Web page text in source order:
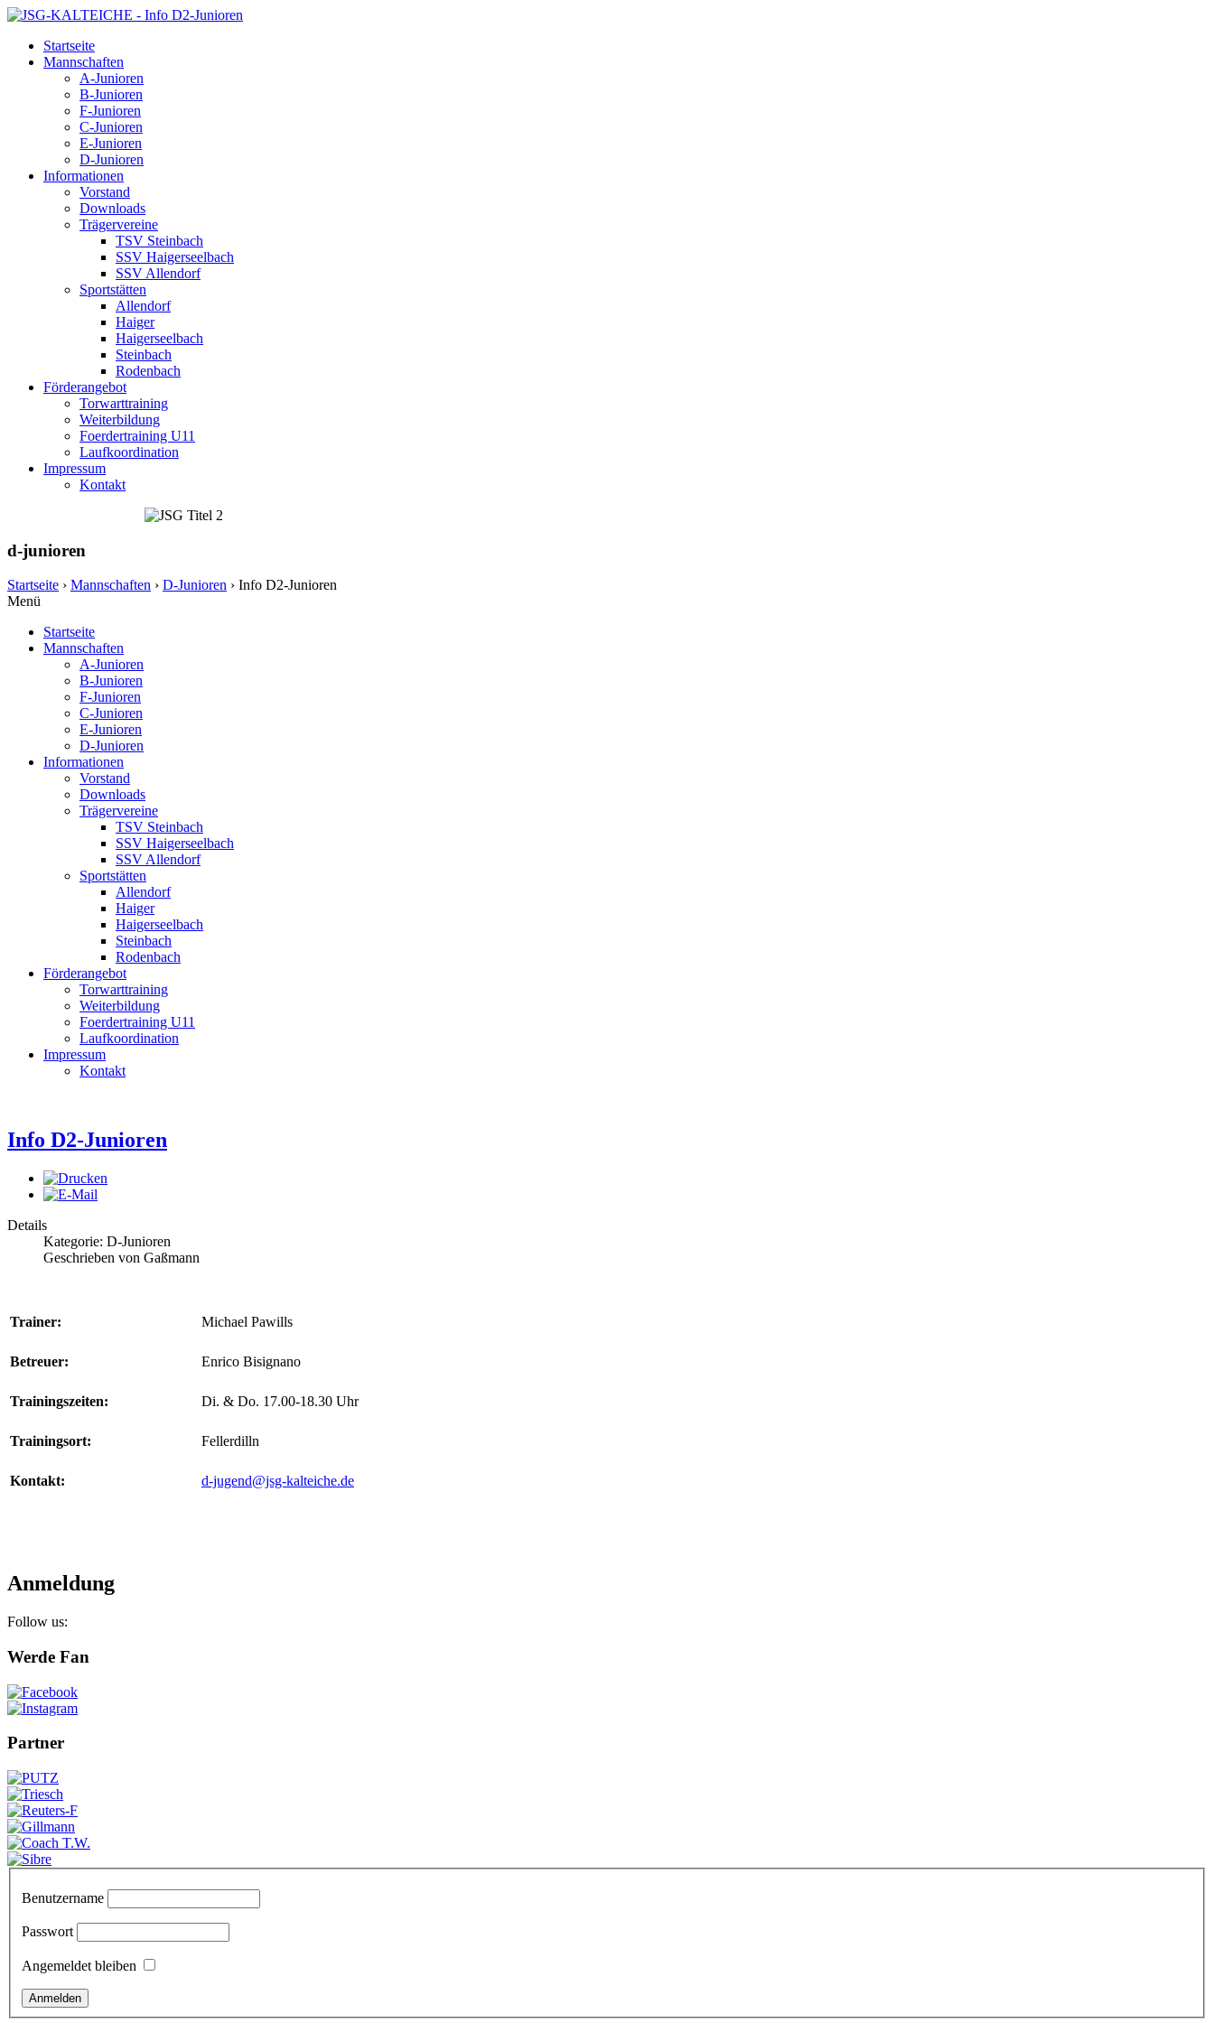
Startseite
Mannschaften
A-Junioren
B-Junioren
F-Junioren
C-Junioren
E-Junioren
D-Junioren
Informationen
Vorstand
Downloads
Trägervereine
TSV Steinbach
SSV Haigerseelbach
SSV Allendorf
Sportstätten
Allendorf
Haiger
Haigerseelbach
Steinbach
Rodenbach
Förderangebot
Torwarttraining
Weiterbildung
Foerdertraining U11
Laufkoordination
Impressum
Kontakt
d-junioren
Startseite › Mannschaften › D-Junioren › Info D2-Junioren
Menü
Startseite
Mannschaften
A-Junioren
B-Junioren
F-Junioren
C-Junioren
E-Junioren
D-Junioren
Informationen
Vorstand
Downloads
Trägervereine
TSV Steinbach
SSV Haigerseelbach
SSV Allendorf
Sportstätten
Allendorf
Haiger
Haigerseelbach
Steinbach
Rodenbach
Förderangebot
Torwarttraining
Weiterbildung
Foerdertraining U11
Laufkoordination
Impressum
Kontakt
Info D2-Junioren
Details
Kategorie: D-Junioren
Geschrieben von Gaßmann
Trainer: Michael Pawills
Betreuer: Enrico Bisignano
Trainingszeiten: Di. & Do. 17.00-18.30 Uhr
Trainingsort: Fellerdilln
Kontakt: d-jugend@jsg-kalteiche.de
Anmeldung
Follow us:
Werde Fan
Partner
Benutzername
Passwort
Angemeldet bleiben